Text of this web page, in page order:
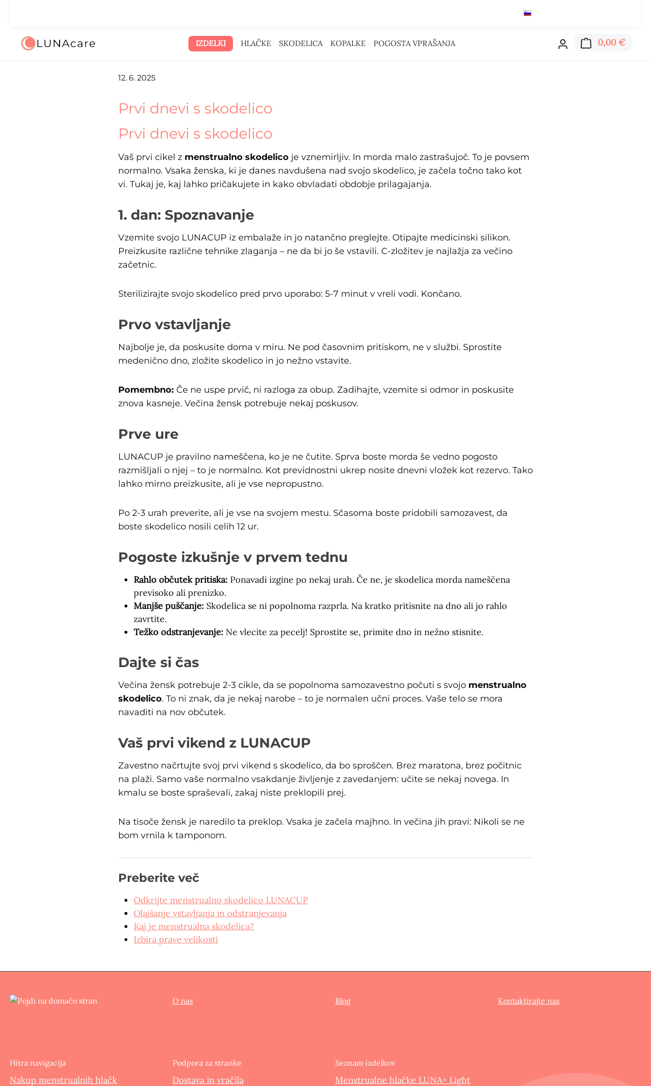
0,00 €
IZDELKI HLAČKE SKODELICA KOPALKE POGOSTA VPRAŠANJA
12. 6. 2025
Prvi dnevi s skodelico
Prvi dnevi s skodelico
Vaš prvi cikel z menstrualno skodelico je vznemirljiv. In morda malo zastrašujoč. To je povsem
normalno. Vsaka ženska, ki je danes navdušena nad svojo skodelico, je začela točno tako kot
vi. Tukaj je, kaj lahko pričakujete in kako obvladati obdobje prilagajanja.
1. dan: Spoznavanje
Vzemite svojo LUNACUP iz embalaže in jo natančno preglejte. Otipajte medicinski silikon.
Preizkusite različne tehnike zlaganja – ne da bi jo še vstavili. C-zložitev je najlažja za večino
začetnic.
Sterilizirajte svojo skodelico pred prvo uporabo: 5-7 minut v vreli vodi. Končano.
Prvo vstavljanje
Najbolje je, da poskusite doma v miru. Ne pod časovnim pritiskom, ne v službi. Sprostite
medenično dno, zložite skodelico in jo nežno vstavite.
Pomembno: Če ne uspe prvič, ni razloga za obup. Zadihajte, vzemite si odmor in poskusite
znova kasneje. Večina žensk potrebuje nekaj poskusov.
Prve ure
LUNACUP je pravilno nameščena, ko je ne čutite. Sprva boste morda še vedno pogosto
razmišljali o njej – to je normalno. Kot previdnostni ukrep nosite dnevni vložek kot rezervo. Tako
lahko mirno preizkusite, ali je vse nepropustno.
Po 2-3 urah preverite, ali je vse na svojem mestu. Sčasoma boste pridobili samozavest, da
boste skodelico nosili celih 12 ur.
Pogoste izkušnje v prvem tednu
Rahlo občutek pritiska: Ponavadi izgine po nekaj urah. Če ne, je skodelica morda nameščena
previsoko ali prenizko.
Manjše puščanje: Skodelica se ni popolnoma razprla. Na kratko pritisnite na dno ali jo rahlo
zavrtite.
Težko odstranjevanje: Ne vlecite za pecelj! Sprostite se, primite dno in nežno stisnite.
Dajte si čas
Večina žensk potrebuje 2-3 cikle, da se popolnoma samozavestno počuti s svojo menstrualno
skodelico. To ni znak, da je nekaj narobe – to je normalen učni proces. Vaše telo se mora
navaditi na nov občutek.
Vaš prvi vikend z LUNACUP
Zavestno načrtujte svoj prvi vikend s skodelico, da bo sproščen. Brez maratona, brez počitnic
na plaži. Samo vaše normalno vsakdanje življenje z zavedanjem: učite se nekaj novega. In
kmalu se boste spraševali, zakaj niste preklopili prej.
Na tisoče žensk je naredilo ta preklop. Vsaka je začela majhno. In večina jih pravi: Nikoli se ne
bom vrnila k tamponom.
Preberite več
Odkrijte menstrualno skodelico LUNACUP
Olajšanje vstavljanja in odstranjevanja
Kaj je menstrualna skodelica?
Izbira prave velikosti
O nas Blog Kontaktirajte nas
Hitra navigacija
Nakup menstrualnih hlačk
Podpora za stranke
Dostava in vračila
Seznam izdelkov
Menstrualne hlačke LUNA+ Light